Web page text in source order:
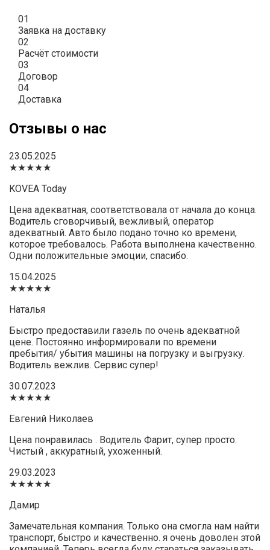
01
Заявка на доставку
02
Расчёт стоимости
03
Договор
04
Доставка
Отзывы о нас
23.05.2025
★★★★★
KOVEA Today
Цена адекватная, соответствовала от начала до конца.
Водитель сговорчивый, вежливый, оператор
адекватный. Авто было подано точно ко времени,
которое требовалось. Работа выполнена качественно.
Одни положительные эмоции, спасибо.
15.04.2025
★★★★★
Наталья
Быстро предоставили газель по очень адекватной
цене. Постоянно информировали по времени
пребытия/ убытия машины на погрузку и выгрузку.
Водитель вежлив. Сервис супер!
30.07.2023
★★★★★
Евгений Николаев
Цена понравилась . Водитель Фарит, супер просто.
Чистый , аккуратный, ухоженный.
29.03.2023
★★★★★
Дамир
Замечательная компания. Только она смогла нам найти
транспорт, быстро и качественно. я очень доволен этой